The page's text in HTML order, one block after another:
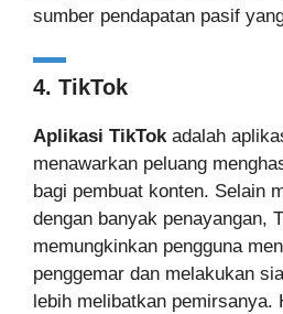
sumber pendapatan pasif
4. TikTok
Aplikasi TikTokadalah
menawarkan peluang
bagi pembuat konten. Selain
dengan banyak penayangan,
memungkinkan pengguna
penggemar dan melakukan
lebih melibatkan pemirsanya.